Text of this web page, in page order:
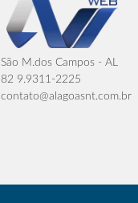
São M.dos Campos - AL
82 9.9311-2225
contato@alagoasnt.com.br